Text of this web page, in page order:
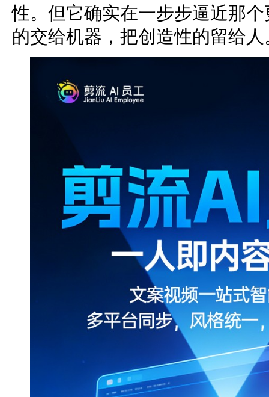
性。但它确实在一步步逼近那
的交给机器，把创造性的留给人